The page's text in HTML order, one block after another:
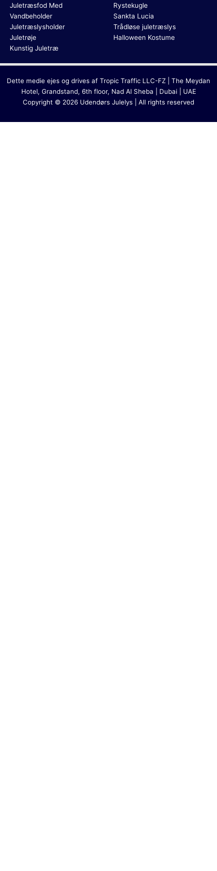
Juletræsfod Med
Vandbeholder
Juletræslysholder
Juletrøje
Kunstig Juletræ
Rystekugle
Sankta Lucia
Trådløse juletræslys
Halloween Kostume
Dette medie ejes og drives af Tropic Traffic LLC-FZ | The Meydan
Hotel, Grandstand, 6th floor, Nad Al Sheba | Dubai | UAE
Copyright © 2026 Udendørs Julelys | All rights reserved